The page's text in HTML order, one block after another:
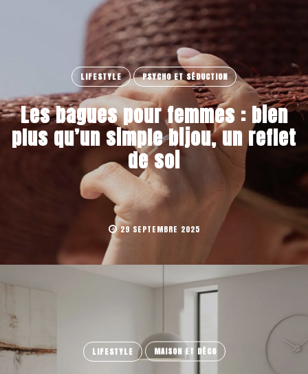
LIFESTYLE PSYCHO ET SÉDUCTION
Les bagues pour femmes : bien
plus qu’un simple bijou, un reflet
de soi
29 SEPTEMBRE 2025
LIFESTYLE MAISON ET DÉCO